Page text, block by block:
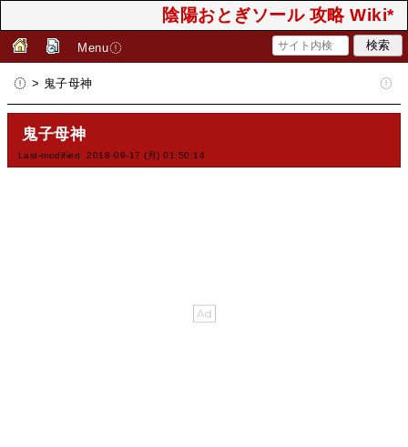
陰陽おとぎソール 攻略 Wiki*
Menu
> 鬼子母神
鬼子母神
Last-modified: 2018-09-17 (月) 01:50:14